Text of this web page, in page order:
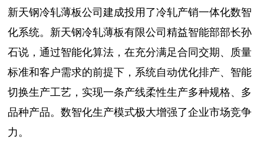
新天钢冷轧薄板公司建成投用了冷轧产销一体化数智
化系统。新天钢冷轧薄板有限公司精益智能部部长孙
石说，通过智能化算法，在充分满足合同交期、质量
标准和客户需求的前提下，系统自动优化排产、智能
切换生产工艺，实现一条产线柔性生产多种规格、多
品种产品。数智化生产模式极大增强了企业市场竞争
力。